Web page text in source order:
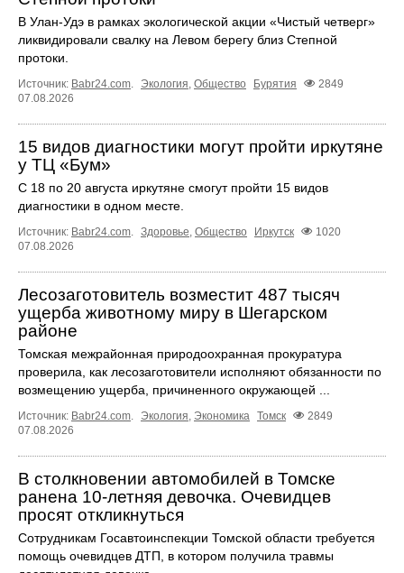
В Улан-Удэ в рамках экологической акции «Чистый четверг»
ликвидировали свалку на Левом берегу близ Степной
протоки.
Источник: Babr24.com. Экология, Общество Бурятия
2849
07.08.2026
15 видов диагностики могут пройти иркутяне
у ТЦ «Бум»
С 18 по 20 августа иркутяне смогут пройти 15 видов
диагностики в одном месте.
Источник: Babr24.com. Здоровье, Общество Иркутск
1020
07.08.2026
Лесозаготовитель возместит 487 тысяч
ущерба животному миру в Шегарском
районе
Томская межрайонная природоохранная прокуратура
проверила, как лесозаготовители исполняют обязанности по
возмещению ущерба, причиненного окружающей ...
Источник: Babr24.com. Экология, Экономика Томск
2849
07.08.2026
В столкновении автомобилей в Томске
ранена 10-летняя девочка. Очевидцев
просят откликнуться
Сотрудникам Госавтоинспекции Томской области требуется
помощь очевидцев ДТП, в котором получила травмы